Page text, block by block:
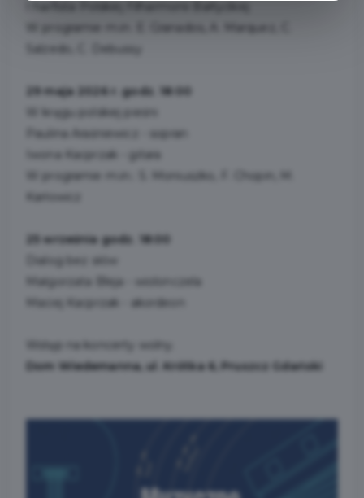
29 maja 2026 r. godz. 18:00
W kręgu polskiej pieśni
Paulina Araśniewicz - sopran
Iwona Kacprzak - gitara
W programie m.in.: S. Moniuszko, F. Chopin, M.
Karłowicz
25 września godz. 18:00
Dialog bez słów
Małgorzata Bleja - wiolonczela
Maciej Kacprzak - akordeon
Wstęp na koncerty wolny.
Dom Wiedemanna, ul. Krótka 6, Pruszcz Gdański